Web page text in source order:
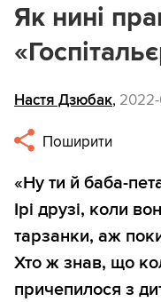
Як нині
Настя Дзюбак, 2022-
Поширити
«Ну ти й баба-
Ірі друзі, коли
тарзанки, аж
Хто ж знав, що
причепилося з